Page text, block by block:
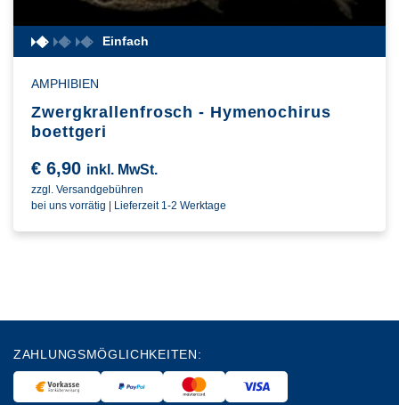
Einfach
AMPHIBIEN
Zwergkrallenfrosch - Hymenochirus
boettgeri
€ 6,90 inkl. MwSt.
zzgl. Versandgebühren
bei uns vorrätig | Lieferzeit 1-2 Werktage
ZAHLUNGSMÖGLICHKEITEN: